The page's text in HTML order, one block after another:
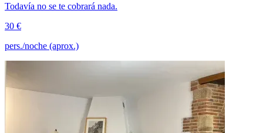
Todavía no se te cobrará nada.
30 €
pers./noche (aprox.)